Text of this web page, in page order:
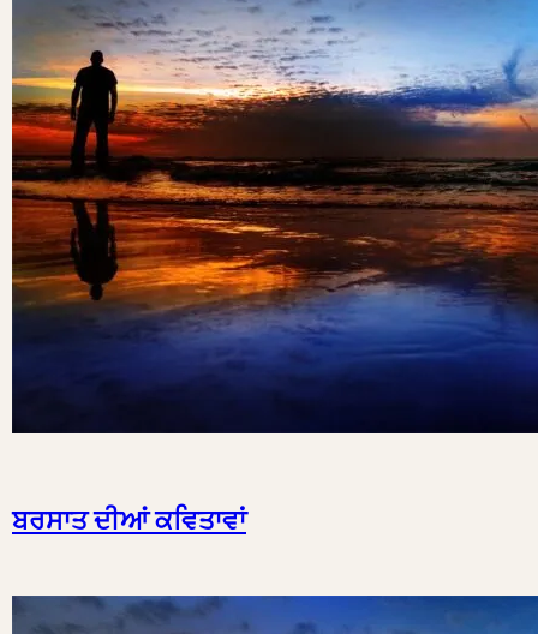
ਬਰਸਾਤ ਦੀਆਂ ਕਵਿਤਾਵਾਂ